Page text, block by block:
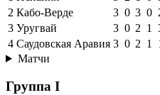
2 Кабо-Верде 3 0 3 0
3 Уругвай 3 0 2 1
4 Саудовская Аравия 3 0 2 1
Матчи
Группа I